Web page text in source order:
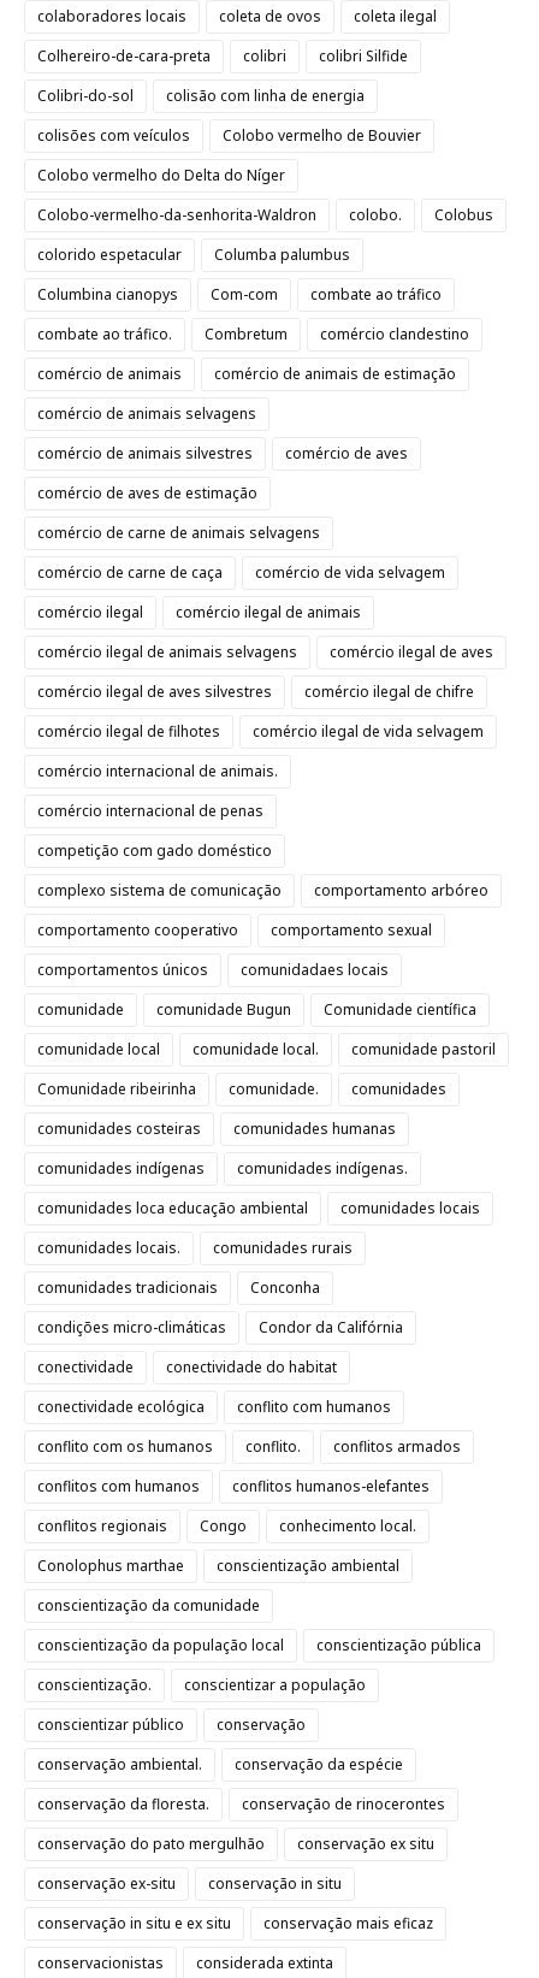
colaboradores locais
coleta de ovos
coleta ilegal
Colhereiro-de-cara-preta
colibri
colibri Silfide
Colibri-do-sol
colisão com linha de energia
colisões com veículos
Colobo vermelho de Bouvier
Colobo vermelho do Delta do Níger
Colobo-vermelho-da-senhorita-Waldron
colobo.
Colobus
colorido espetacular
Columba palumbus
Columbina cianopys
Com-com
combate ao tráfico
combate ao tráfico.
Combretum
comércio clandestino
comércio de animais
comércio de animais de estimação
comércio de animais selvagens
comércio de animais silvestres
comércio de aves
comércio de aves de estimação
comércio de carne de animais selvagens
comércio de carne de caça
comércio de vida selvagem
comércio ilegal
comércio ilegal de animais
comércio ilegal de animais selvagens
comércio ilegal de aves
comércio ilegal de aves silvestres
comércio ilegal de chifre
comércio ilegal de filhotes
comércio ilegal de vida selvagem
comércio internacional de animais.
comércio internacional de penas
competição com gado doméstico
complexo sistema de comunicação
comportamento arbóreo
comportamento cooperativo
comportamento sexual
comportamentos únicos
comunidadaes locais
comunidade
comunidade Bugun
Comunidade científica
comunidade local
comunidade local.
comunidade pastoril
Comunidade ribeirinha
comunidade.
comunidades
comunidades costeiras
comunidades humanas
comunidades indígenas
comunidades indígenas.
comunidades loca educação ambiental
comunidades locais
comunidades locais.
comunidades rurais
comunidades tradicionais
Conconha
condições micro-climáticas
Condor da Califórnia
conectividade
conectividade do habitat
conectividade ecológica
conflito com humanos
conflito com os humanos
conflito.
conflitos armados
conflitos com humanos
conflitos humanos-elefantes
conflitos regionais
Congo
conhecimento local.
Conolophus marthae
conscientização ambiental
conscientização da comunidade
conscientização da população local
conscientização pública
conscientização.
conscientizar a população
conscientizar público
conservação
conservação ambiental.
conservação da espécie
conservação da floresta.
conservação de rinocerontes
conservação do pato mergulhão
conservação ex situ
conservação ex-situ
conservação in situ
conservação in situ e ex situ
conservação mais eficaz
conservacionistas
considerada extinta